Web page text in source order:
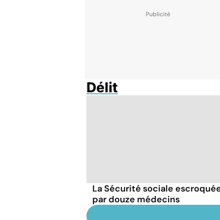
Délit
La Sécurité sociale
par douze médecins